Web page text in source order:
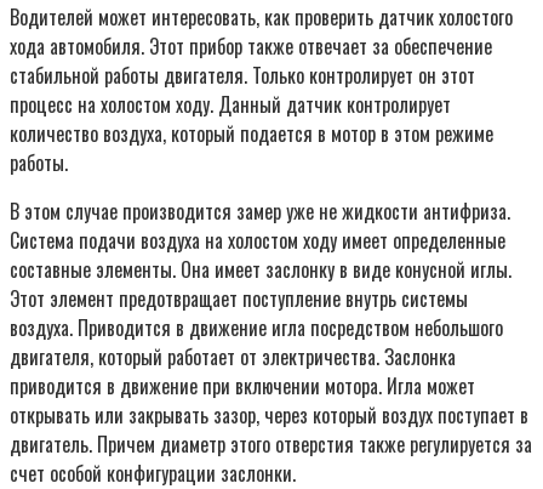
Водителей может интересовать, как проверить датчик холостого
хода автомобиля. Этот прибор также отвечает за обеспечение
стабильной работы двигателя. Только контролирует он этот
процесс на холостом ходу. Данный датчик контролирует
количество воздуха, который подается в мотор в этом режиме
работы.
В этом случае производится замер уже не жидкости антифриза.
Система подачи воздуха на холостом ходу имеет определенные
составные элементы. Она имеет заслонку в виде конусной иглы.
Этот элемент предотвращает поступление внутрь системы
воздуха. Приводится в движение игла посредством небольшого
двигателя, который работает от электричества. Заслонка
приводится в движение при включении мотора. Игла может
открывать или закрывать зазор, через который воздух поступает в
двигатель. Причем диаметр этого отверстия также регулируется за
счет особой конфигурации заслонки.